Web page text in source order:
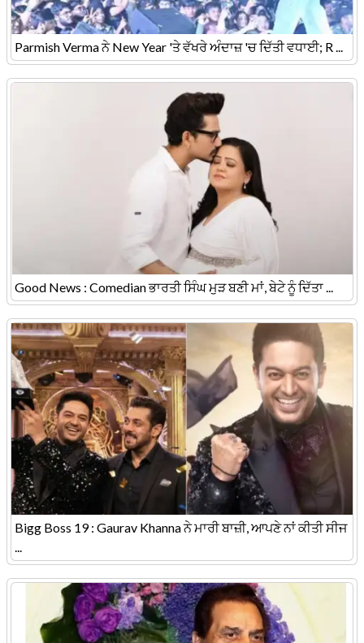
Parmish Verma ਨੇ New Year 'ਤੇ ਵੱਖਰੇ ਅੰਦਾਜ਼ 'ਚ ਦਿੱਤੀ ਵਧਾਈ; R ...
Good News : Comedian ਭਾਰਤੀ ਸਿੰਘ ਮੁੜ ਬਣੀ ਮਾਂ, ਬੇਟੇ ਨੂੰ ਦਿੱਤਾ ...
Bigg Boss 19 : Gaurav Khanna ਨੇ ਮਾਰੀ ਬਾਜ਼ੀ, ਆਪਣੇ ਨਾਂ ਕੀਤੀ ਸੀਜ
...